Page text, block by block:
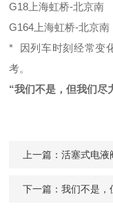
G18上海虹桥-北京
G164上海虹桥-北京
* 因列车时刻经常变
考。
“我们不是，但我们尽
上一篇：活塞式电
下一篇：我们不是，